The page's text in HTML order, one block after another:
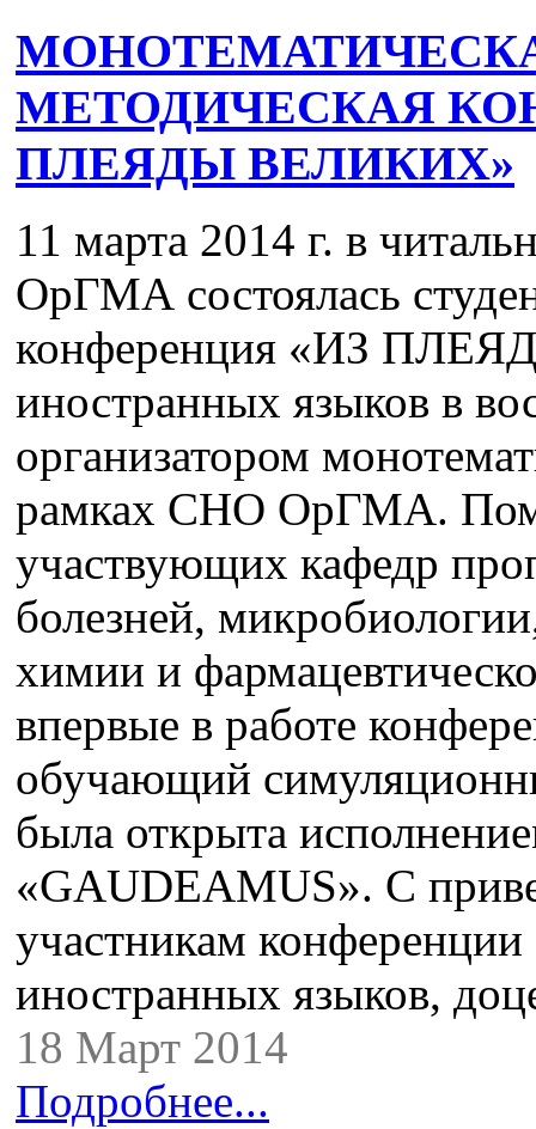
МЕТОДИЧЕСКАЯ
ПЛЕЯДЫ ВЕЛИКИХ»
11 марта 2014 г. в
ОрГМА состоялась
конференция «ИЗ
иностранных языков в
организатором
рамках СНО ОрГМА.
участвующих кафедр
болезней,
химии и
впервые в работе
обучающий
была открыта
«GAUDEAMUS». С
участникам конференции
иностранных языков,
18 Март 2014
Подробнее...